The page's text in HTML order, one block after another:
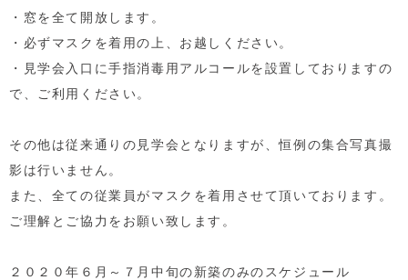
・窓を全て開放します。
・必ずマスクを着用の上、お越しください。
・見学会入口に手指消毒用アルコールを設置しておりますの
で、ご利用ください。
その他は従来通りの見学会となりますが、恒例の集合写真撮
影は行いません。
また、全ての従業員がマスクを着用させて頂いております。
ご理解とご協力をお願い致します。
２０２０年６月～７月中旬の新築のみのスケジュール